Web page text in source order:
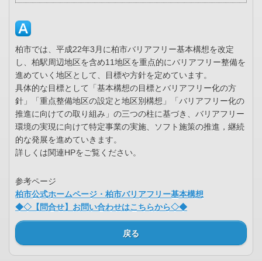
柏市では、平成22年3月に柏市バリアフリー基本構想を改定
し、柏駅周辺地区を含め11地区を重点的にバリアフリー整備を
進めていく地区として、目標や方針を定めています。
具体的な目標として「基本構想の目標とバリアフリー化の方
針」「重点整備地区の設定と地区別構想」「バリアフリー化の
推進に向けての取り組み」の三つの柱に基づき、バリアフリー
環境の実現に向けて特定事業の実施、ソフト施策の推進，継続
的な発展を進めていきます。
詳しくは関連HPをご覧ください。
参考ページ
柏市公式ホームページ・柏市バリアフリー基本構想
◆◇【問合せ】お問い合わせはこちらから◇◆
戻る